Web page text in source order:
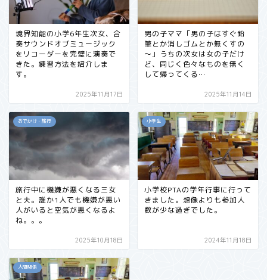
境界知能の小学6年生次女、合
奏サウンドオブミュージック
をリコーダーを完璧に演奏で
きた。練習方法を紹介しま
す。
2025年11月17日
男の子ママ「男の子はすぐ鉛
筆とか消しゴムとか無くすの
～」うちの次女は女の子だけ
ど、同じく色々なものを無く
して帰ってくる…
2025年11月14日
おでかけ・旅行
旅行中に機嫌が悪くなる三女
と夫。誰か1人でも機嫌が悪い
人がいると空気が悪くなるよ
ね。。。
2025年10月18日
小学生
小学校PTAの学年行事に行って
きました。想像よりも参加人
数が少な過ぎでした。
2024年11月18日
人間関係